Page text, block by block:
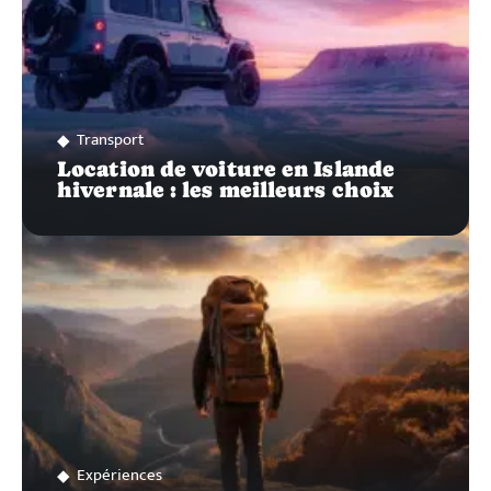
Transport
Location de voiture en Islande
hivernale : les meilleurs choix
Expériences